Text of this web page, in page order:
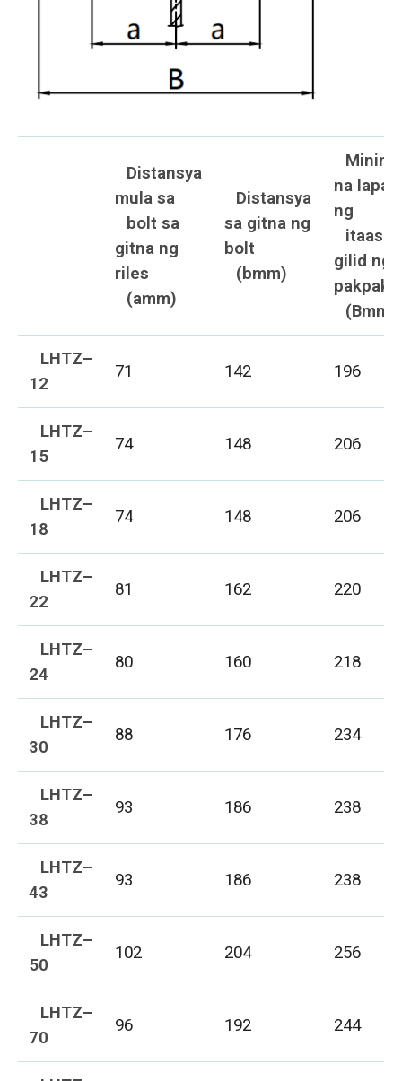
Distansya
mula sa
bolt sa
gitna ng
riles
(amm)
Distansya
sa gitna ng
bolt
(bmm)
na lapad
ng
itaas
gilid ng
pakpak
(Bmm)
LHTZ–
12
71 142 196
LHTZ–
15
74 148 206
LHTZ–
18
74 148 206
LHTZ–
22
81 162 220
LHTZ–
24
80 160 218
LHTZ–
30
88 176 234
LHTZ–
38
93 186 238
LHTZ–
43
93 186 238
LHTZ–
50
102 204 256
LHTZ–
70
96 192 244